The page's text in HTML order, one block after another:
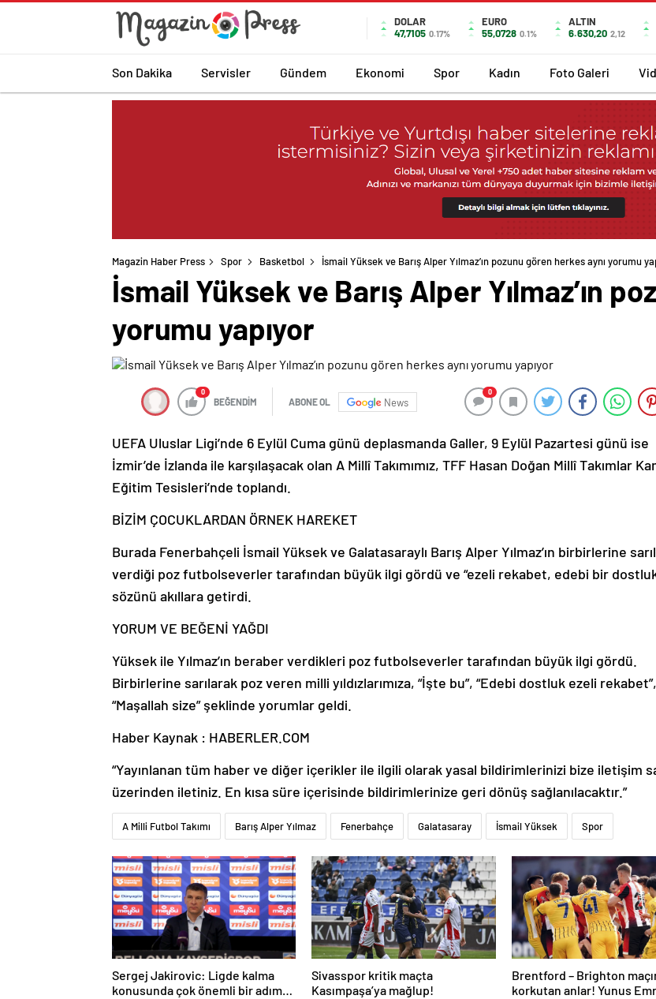
DOLAR
47,7105 0.17%
EURO
55,0728 0.1%
ALTIN
6.630,20 2,12
Son Dakika Servisler Gündem Ekonomi Spor Kadın Foto Galeri
Magazin Haber Press Spor Basketbol İsmail Yüksek ve Barış Alper Yılmaz’ın pozunu gören herkes aynı yorumu
İsmail Yüksek ve Barış Alper Yılmaz’ın
yorumu yapıyor
0
BEĞENDİM ABONE OL News
0
UEFA Uluslar Ligi’nde 6 Eylül Cuma günü deplasmanda Galler, 9 Eylül Pazartesi günü ise
İzmir’de İzlanda ile karşılaşacak olan A Millî Takımımız, TFF Hasan Doğan Millî Takımlar
Eğitim Tesisleri’nde toplandı.
BİZİM ÇOCUKLARDAN ÖRNEK HAREKET
Burada Fenerbahçeli İsmail Yüksek ve Galatasaraylı Barış Alper Yılmaz’ın birbirlerine
verdiği poz futbolseverler tarafından büyük ilgi gördü ve “ezeli rekabet, edebi bir
sözünü akıllara getirdi.
YORUM VE BEĞENİ YAĞDI
Yüksek ile Yılmaz’ın beraber verdikleri poz futbolseverler tarafından büyük ilgi gördü.
Birbirlerine sarılarak poz veren milli yıldızlarımıza, “İşte bu”, “Edebi dostluk ezeli rekabet”,
“Maşallah size” şeklinde yorumlar geldi.
Haber Kaynak : HABERLER.COM
“Yayınlanan tüm haber ve diğer içerikler ile ilgili olarak yasal bildirimlerinizi bize iletişim
üzerinden iletiniz. En kısa süre içerisinde bildirimlerinize geri dönüş sağlanılacaktır.”
A Milli Futbol Takımı Barış Alper Yılmaz Fenerbahçe Galatasaray İsmail Yüksek Spor
Sergej Jakirovic: Ligde kalma
konusunda çok önemli bir adım
Sivasspor kritik maçta
Kasımpaşa’ya mağlup!
Brentford – Brighton
korkutan anlar! Yunus